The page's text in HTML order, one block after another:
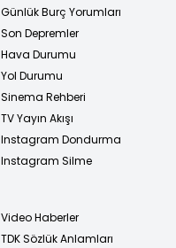
Günlük Burç Yorumları
Son Depremler
Hava Durumu
Yol Durumu
Sinema Rehberi
TV Yayın Akışı
Instagram Dondurma
Instagram Silme
Video Haberler
TDK Sözlük Anlamları